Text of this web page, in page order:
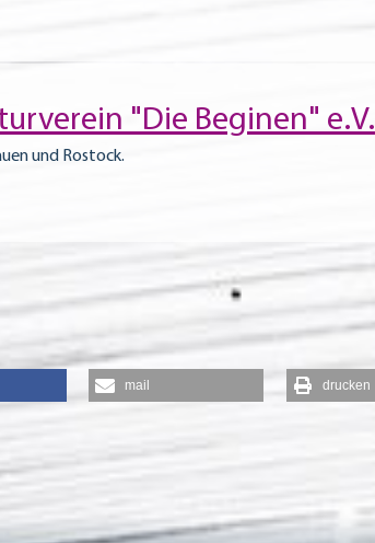
"Die Beginen" e.V.
und Rostock.
mail drucken